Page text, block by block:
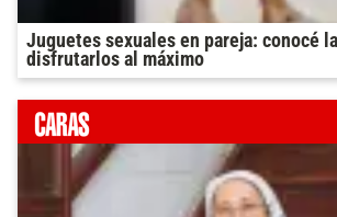
Juguetes sexuales en pareja: conocé
disfrutarlos al máximo